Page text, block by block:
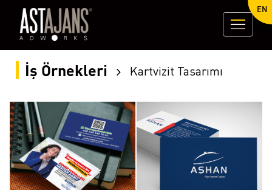
EN
İş Örnekleri Kartvizit Tasarımı